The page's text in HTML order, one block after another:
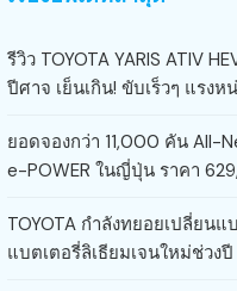
รีวิว TOYOTA YARIS ATIV
ปีศาจ เย็นเกิน! ขับเร็วๆ แรงห
ยอดจองกว่า 11,000 คัน All-
e-POWER ในญี่ปุ่น ราคา
TOYOTA กำลังทยอยเปลี่ยน
แบตเตอรี่ลิเธียมเจนใหม่ช่วง